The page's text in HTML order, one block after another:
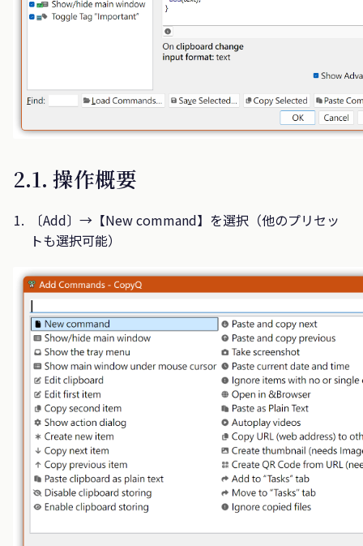
2.1. 操作概要
〔Add〕→【New command】を選択（他のプリセッ
トも選択可能）